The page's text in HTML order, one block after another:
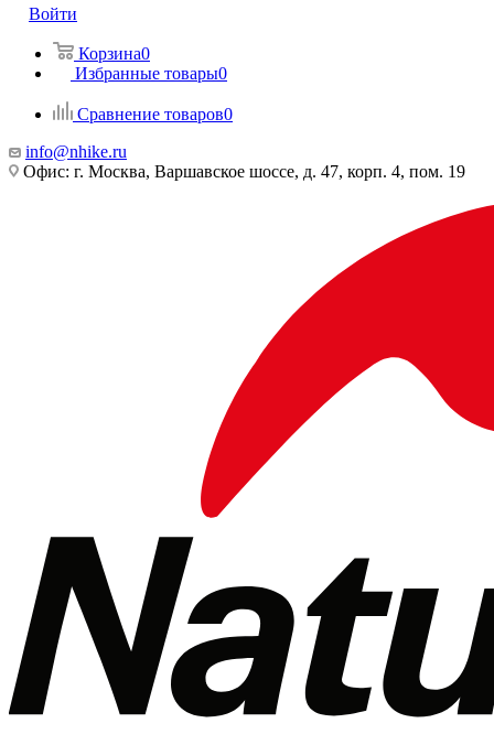
Войти
Корзина0
Избранные товары0
Сравнение товаров0
info@nhike.ru
Офис: г. Москва, Варшавское шоссе, д. 47, корп. 4, пом. 19